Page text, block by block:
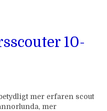
10-
mer erfaren scout
mer